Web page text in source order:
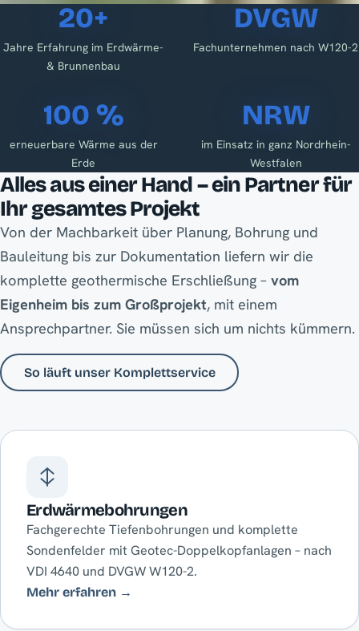
20+
Jahre Erfahrung im Erdwärme-
& Brunnenbau
DVGW
Fachunternehmen nach W120-2
100 %
erneuerbare Wärme aus der
Erde
NRW
im Einsatz in ganz Nordrhein-
Westfalen
Alles aus einer Hand – ein Partner für
Ihr gesamtes Projekt
Von der Machbarkeit über Planung, Bohrung und
Bauleitung bis zur Dokumentation liefern wir die
komplette geothermische Erschließung – vom
Eigenheim bis zum Großprojekt, mit einem
Ansprechpartner. Sie müssen sich um nichts kümmern.
So läuft unser Komplettservice
Erdwärmebohrungen
Fachgerechte Tiefenbohrungen und komplette
Sondenfelder mit Geotec-Doppelkopfanlagen – nach
VDI 4640 und DVGW W120-2.
Mehr erfahren →